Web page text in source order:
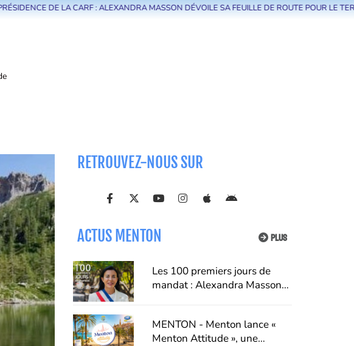
CARF : ALEXANDRA MASSON DÉVOILE SA FEUILLE DE ROUTE POUR LE TERRITOIRE
RETROUVEZ-NOUS SUR
PLUS
ACTUS MENTON
Les 100 premiers jours de
mandat : Alexandra Masson
MENTON - Menton lance «
Menton Attitude », une